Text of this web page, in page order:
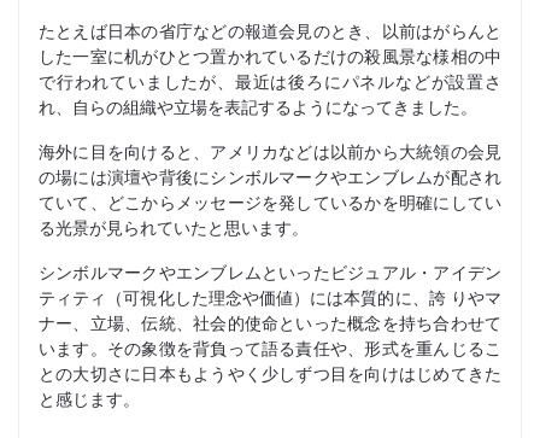
たとえば日本の省庁などの報道会見のとき、以前はがらんと
した一室に机がひとつ置かれているだけの殺風景な様相の中
で行われていましたが、最近は後ろにパネルなどが設置さ
れ、自らの組織や立場を表記するようになってきました。
海外に目を向けると、アメリカなどは以前から大統領の会見
の場には演壇や背後にシンボルマークやエンブレムが配され
ていて、どこからメッセージを発しているかを明確にしてい
る光景が見られていたと思います。
シンボルマークやエンブレムといったビジュアル・アイデン
ティティ（可視化した理念や価値）には本質的に、誇 りやマ
ナー、立場、伝統、社会的使命といった概念を持ち合わせて
います。その象徴を背負って語る責任や、形式を重んじるこ
との大切さに日本もようやく少しずつ目を向けはじめてきた
と感じます。